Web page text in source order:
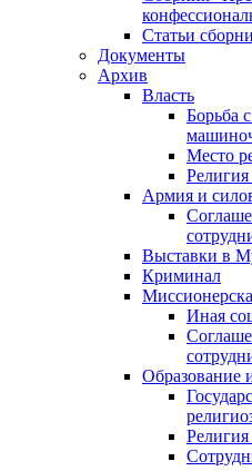
Статьи
Документы
Архив
Власть
Борьба
Место
Религия
Армия и
Выставки в
Криминал
Иная
Образование